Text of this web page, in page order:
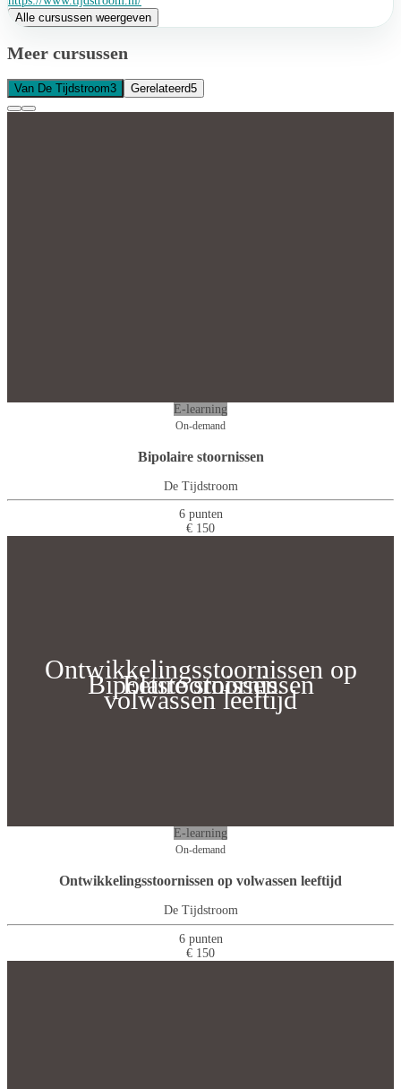
Alle cursussen weergeven
Meer cursussen
Van De Tijdstroom3 Gerelateerd5
Bipolaire stoornissen
E-learning
On-demand
Bipolaire stoornissen
De Tijdstroom
6 punten
€ 150
Ontwikkelingsstoornissen op
volwassen leeftijd
E-learning
On-demand
Ontwikkelingsstoornissen op volwassen leeftijd
De Tijdstroom
6 punten
€ 150
Eetstoornissen